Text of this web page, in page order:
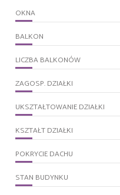
OKNA
BALKON
LICZBA BALKONÓW
ZAGOSP. DZIAŁKI
UKSZTAŁTOWANIE DZIAŁKI
KSZTAŁT DZIAŁKI
POKRYCIE DACHU
STAN BUDYNKU